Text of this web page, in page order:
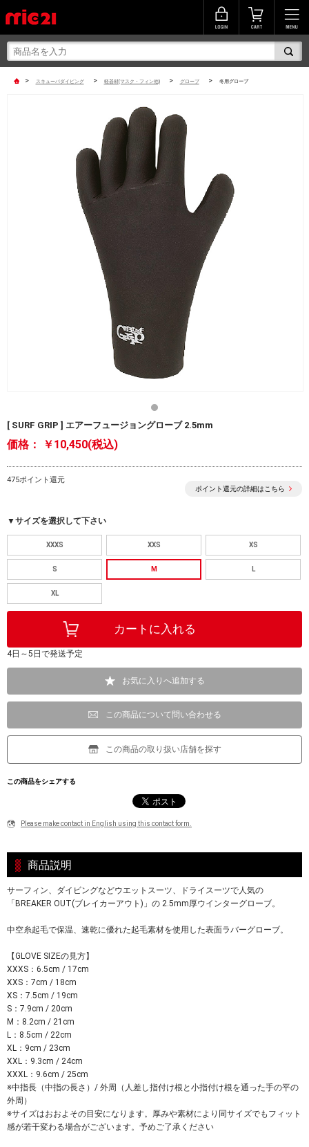
> スキューバダイビング > 軽器材(マスク・フィン他) > グローブ > 冬用グローブ
[ SURF GRIP ] エアーフュージョングローブ 2.5mm
価格： ￥10,450(税込)
475ポイント還元
ポイント還元の詳細はこちら
▼サイズを選択して下さい
XXXS XXS XS
S M L
XL
4日～5日で発送予定
お気に入りへ追加する
この商品について問い合わせる
この商品の取り扱い店舗を探す
この商品をシェアする
Please make contact in English using this contact form.
商品説明
サーフィン、ダイビングなどウエットスーツ、ドライスーツで人気の
「BREAKER OUT(ブレイカーアウト)」の 2.5mm厚ウインターグローブ。
中空糸起毛で保温、速乾に優れた起毛素材を使用した表面ラバーグローブ。
【GLOVE SIZEの見方】
XXXS：6.5cm / 17cm
XXS：7cm / 18cm
XS：7.5cm / 19cm
S：7.9cm / 20cm
M：8.2cm / 21cm
L：8.5cm / 22cm
XL：9cm / 23cm
XXL：9.3cm / 24cm
XXXL：9.6cm / 25cm
※中指長（中指の長さ）/ 外周（人差し指付け根と小指付け根を通った手の平の
外周）
※サイズはおおよその目安になります。厚みや素材により同サイズでもフィット
感が若干変わる場合がございます。予めご了承ください